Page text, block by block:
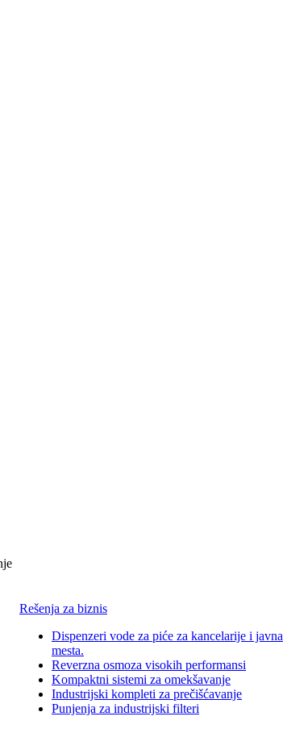
Rešenja za biznis
Dispenzeri vode za piće za kancelarije i javna
mesta.
Reverzna osmoza visokih performansi
Kompaktni sistemi za omekšavanje
Industrijski kompleti za prečišćavanje
Punjenja za industrijski filteri